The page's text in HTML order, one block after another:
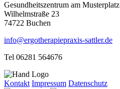
Gesundheitszentrum am Musterplatz
Wilhelmstraße 23
74722 Buchen
info@ergotherapiepraxis-sattler.de
Tel 06281 564676
Kontakt Impressum Datenschutz